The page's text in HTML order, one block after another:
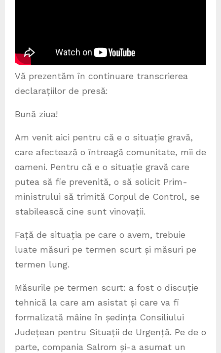
Vă prezentăm în continuare transcrierea
declarațiilor de presă:
Bună ziua!
Am venit aici pentru că e o situație gravă,
care afectează o întreagă comunitate, mii de
oameni. Pentru că e o situație gravă care
putea să fie prevenită, o să solicit Prim-
ministrului să trimită Corpul de Control, se
stabilească cine sunt vinovații.
Față de situația pe care o avem, trebuie
luate măsuri pe termen scurt și măsuri pe
termen lung.
Măsurile pe termen scurt: a fost o discuție
tehnică la care am asistat și care va fi
formalizată mâine în ședința Consiliului
Județean pentru Situații de Urgență. Pe de o
parte, compania Salrom și-a asumat un